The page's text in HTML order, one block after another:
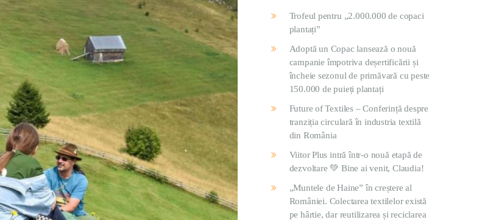
Trofeul pentru „2.000.000 de copaci
plantați”
Adoptă un Copac lansează o nouă
campanie împotriva deșertificării și
încheie sezonul de primăvară cu peste
150.000 de puieți plantați
Future of Textiles – Conferință despre
tranziția circulară în industria textilă
din România
Viitor Plus intră într-o nouă etapă de
dezvoltare 💚 Bine ai venit, Claudia!
„Muntele de Haine” în creștere al
României. Colectarea textilelor există
pe hârtie, dar reutilizarea și reciclarea